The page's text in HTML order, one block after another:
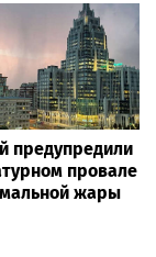
предупредили
провале
жары